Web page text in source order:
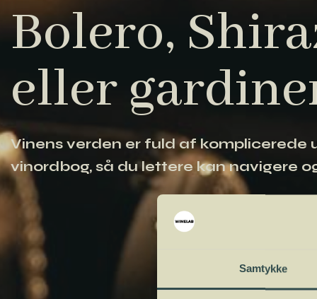
Samtykke
Bolero,
eller
Vinens verden er fuld af komplicerede
vinordbog, så du lettere kan navigere